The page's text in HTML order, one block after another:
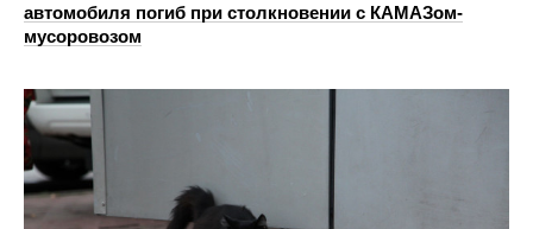
автомобиля погиб при столкновении с КАМАЗом-
мусоровозом